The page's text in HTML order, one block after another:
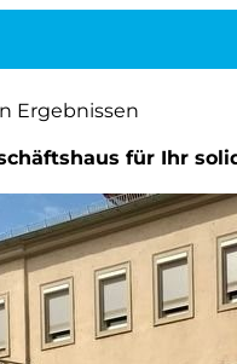
Ergebnissen
für Ihr